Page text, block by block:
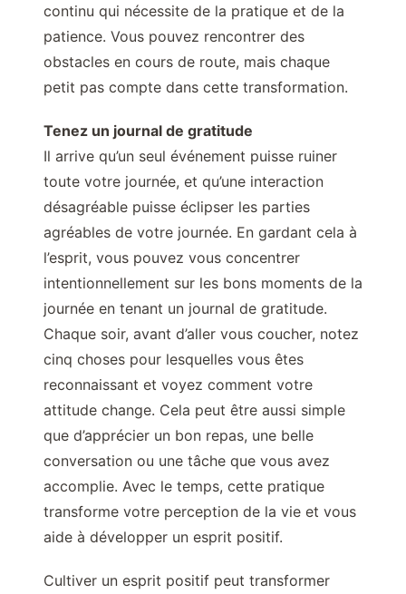
continu qui nécessite de la pratique et de la
patience. Vous pouvez rencontrer des
obstacles en cours de route, mais chaque
petit pas compte dans cette transformation.
Tenez un journal de gratitude
Il arrive qu’un seul événement puisse ruiner
toute votre journée, et qu’une interaction
désagréable puisse éclipser les parties
agréables de votre journée. En gardant cela à
l’esprit, vous pouvez vous concentrer
intentionnellement sur les bons moments de la
journée en tenant un journal de gratitude.
Chaque soir, avant d’aller vous coucher, notez
cinq choses pour lesquelles vous êtes
reconnaissant et voyez comment votre
attitude change. Cela peut être aussi simple
que d’apprécier un bon repas, une belle
conversation ou une tâche que vous avez
accomplie. Avec le temps, cette pratique
transforme votre perception de la vie et vous
aide à développer un esprit positif.
Cultiver un esprit positif peut transformer